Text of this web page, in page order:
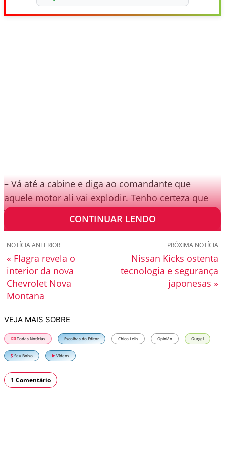
– Vá até a cabine e diga ao comandante que
aquele motor ali vai explodir. Tenho certeza que
vai.
CONTINUAR LENDO
PRÓXIMA NOTÍCIA
Nissan Kicks ostenta
tecnologia e segurança
japonesas »
NOTÍCIA ANTERIOR
« Flagra revela o
interior da nova
Chevrolet Nova
Montana
VEJA MAIS SOBRE
Todas Notícias Escolhas do Editor Chico Lelis Opinião Gurgel
Seu Bolso Vídeos
1 Comentário